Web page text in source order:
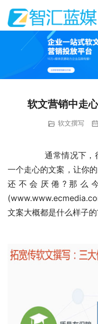
软文营销中走
软文撰写
一个走心的文案，让你
还不会厌倦?那么
文案大概都是什么样子